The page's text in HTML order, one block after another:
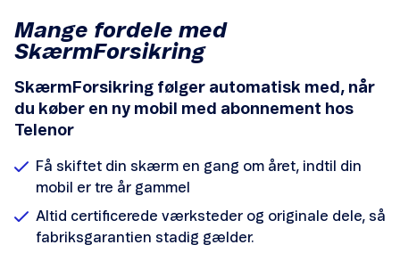
Mange fordele med
SkærmForsikring
SkærmForsikring følger automatisk med, når
du køber en ny mobil med abonnement hos
Telenor
Få skiftet din skærm en gang om året, indtil din
mobil er tre år gammel
Altid certificerede værksteder og originale dele, så
fabriksgarantien stadig gælder.